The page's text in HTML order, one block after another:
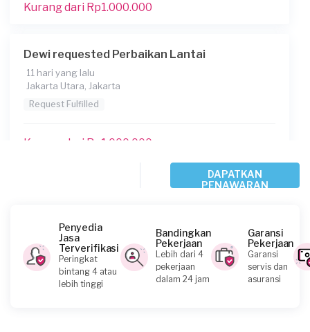
Kurang dari Rp1.000.000
Dewi requested Perbaikan Lantai
11 hari yang lalu
Jakarta Utara, Jakarta
Request Fulfilled
Kurang dari Rp1.000.000
Irwan requested Perbaikan Lantai
Jakarta Pusat, Jakarta
Request Fulfilled
DAPATKAN
PENAWARAN
Penyedia
Jasa
Terverifikasi
Peringkat
bintang 4 atau
lebih tinggi
Bandingkan
Pekerjaan
Lebih dari 4
pekerjaan
dalam 24 jam
Garansi
Pekerjaan
Garansi
servis dan
asuransi